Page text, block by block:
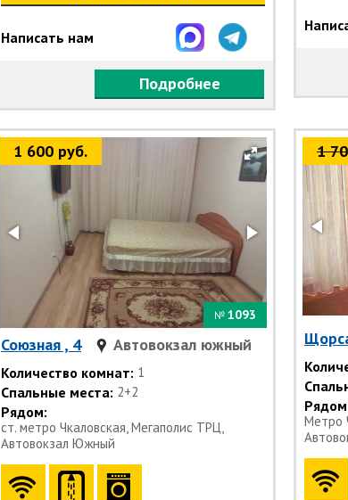
Написать нам
Подробнее
1 600 руб.
№ 1093
Союзная , 4 Автовокзал южный
Количество комнат: 1
Спальные места: 2+2
Рядом:
ст. метро Чкаловская, Мегаполис ТРЦ,
Автовокзал Южный
1
Метро